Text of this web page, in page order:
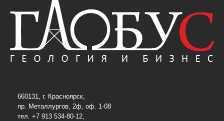
660131, г. Красноярск,
пр. Металлургов, 2ф, оф. 1-08
тел. +7 913 534-80-12,